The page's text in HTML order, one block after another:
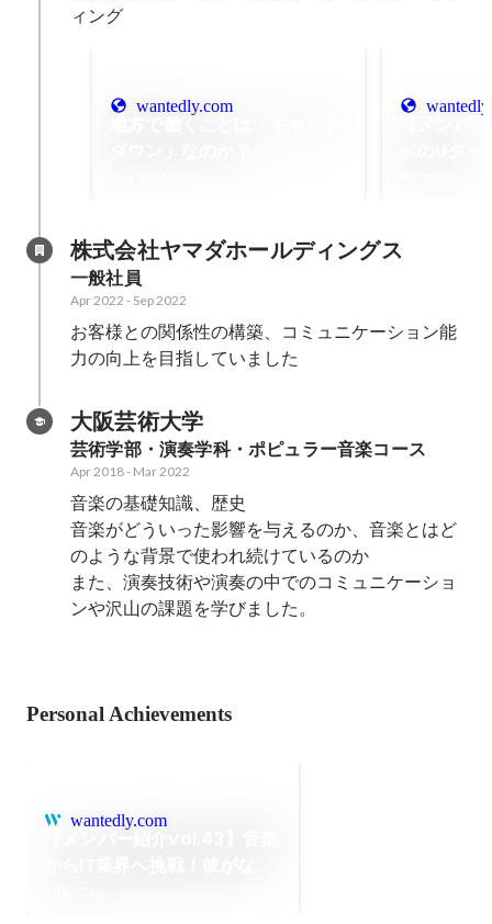
ィング
wantedly.com
株式会社ヤマダホールディングス
一般社員
Apr 2022 - Sep 2022
お客様との関係性の構築、コミュニケーション能
力の向上を目指していました
大阪芸術大学
芸術学部・演奏学科・ポピュラー音楽コース
Apr 2018- Mar 2022
音楽の基礎知識、歴史
音楽がどういった影響を与えるのか、音楽とはど
のような背景で使われ続けているのか
また、演奏技術や演奏の中でのコミュニケーショ
ンや沢山の課題を学びました。
Personal Achievements
wantedly.com